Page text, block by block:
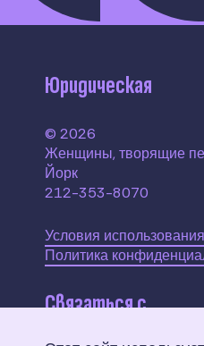
Юридическая
© 2026
Женщины, творящие
Йорк
212-353-8070
Условия использования
Политика
Связаться с